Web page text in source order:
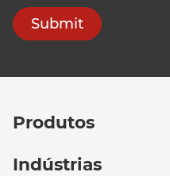
Submit
Produtos
Indústrias